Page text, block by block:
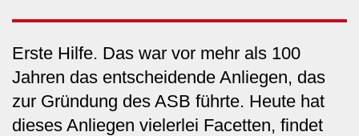
Erste Hilfe. Das war vor mehr als 100
Jahren das entscheidende Anliegen, das
zur Gründung des ASB führte. Heute hat
dieses Anliegen vielerlei Facetten, findet